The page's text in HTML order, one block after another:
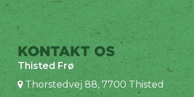
KONTAKT OS
Thisted Frø
Thorstedvej 88, 7700 Thisted